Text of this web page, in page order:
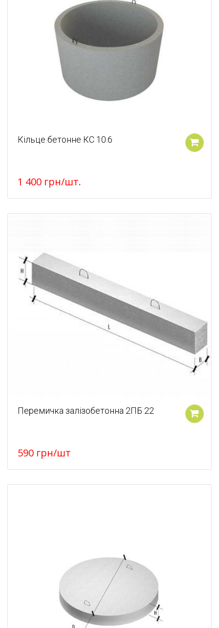
Кільце бетонне КС 10.6
1 400 грн/шт.
Перемичка залізобетонна 2ПБ 22
590 грн/шт